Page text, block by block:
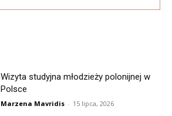
Wizyta studyjna młodzieży polonijnej w
Polsce
Marzena Mavridis - 15 lipca, 2026